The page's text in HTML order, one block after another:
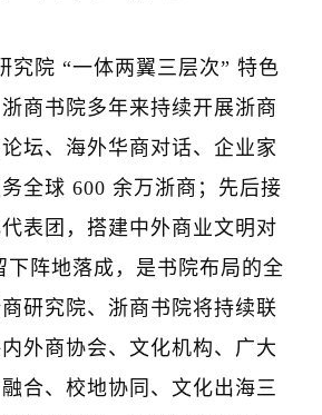
“一体两翼三层次” 特色
商书院多年来持续开展浙商
坛、海外华商对话、企业家
全球 600 余万浙商；先后接
表团，搭建中外商业文明对
下阵地落成，是书院布局的全
研究院、浙商书院将持续联
外商协会、文化机构、广大
合、校地协同、文化出海三